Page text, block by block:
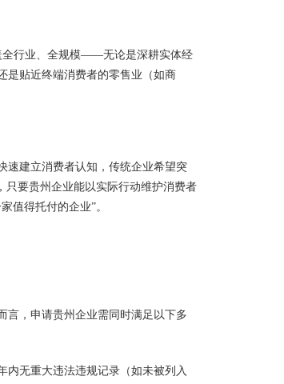
全行业、全规模——无论是深耕实体经
是贴近终端消费者的零售业（如商
速建立消费者认知，传统企业希望突
只要贵州企业能以实际行动维护消费者
值得托付的企业”。
言，申请贵州企业需同时满足以下多
内无重大违法违规记录（如未被列入